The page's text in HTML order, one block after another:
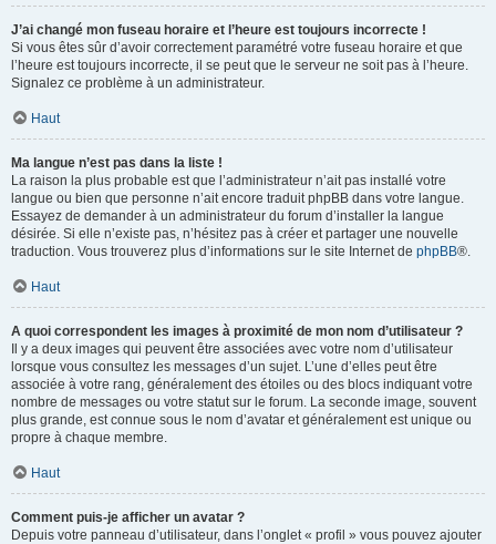
J’ai changé mon fuseau horaire et l’heure est toujours incorrecte !
Si vous êtes sûr d’avoir correctement paramétré votre fuseau horaire et que
l’heure est toujours incorrecte, il se peut que le serveur ne soit pas à l’heure.
Signalez ce problème à un administrateur.
Haut
Ma langue n’est pas dans la liste !
La raison la plus probable est que l’administrateur n’ait pas installé votre
langue ou bien que personne n’ait encore traduit phpBB dans votre langue.
Essayez de demander à un administrateur du forum d’installer la langue
désirée. Si elle n’existe pas, n’hésitez pas à créer et partager une nouvelle
traduction. Vous trouverez plus d’informations sur le site Internet de phpBB®.
Haut
A quoi correspondent les images à proximité de mon nom d’utilisateur ?
Il y a deux images qui peuvent être associées avec votre nom d’utilisateur
lorsque vous consultez les messages d’un sujet. L’une d’elles peut être
associée à votre rang, généralement des étoiles ou des blocs indiquant votre
nombre de messages ou votre statut sur le forum. La seconde image, souvent
plus grande, est connue sous le nom d’avatar et généralement est unique ou
propre à chaque membre.
Haut
Comment puis-je afficher un avatar ?
Depuis votre panneau d’utilisateur, dans l’onglet « profil » vous pouvez ajouter